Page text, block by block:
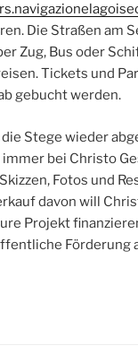
Die Straßen am
Zug, Bus oder
Tickets und
gebucht werden.
Stege wieder
bei Christo
Fotos und
davon will
Projekt
Förderung